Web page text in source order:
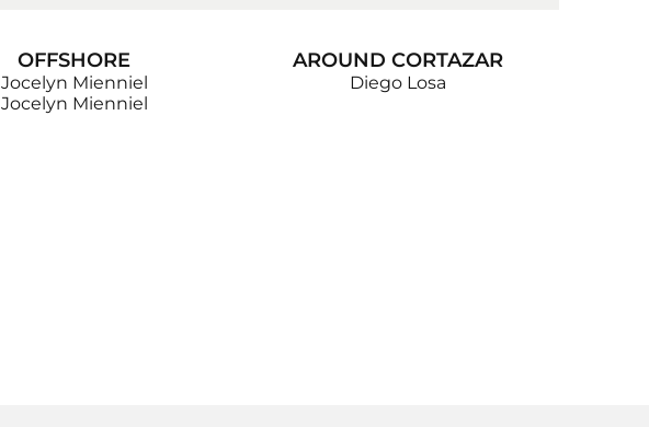
OFFSHORE
Jocelyn Mienniel
Jocelyn Mienniel
AROUND CORTAZAR
Diego Losa